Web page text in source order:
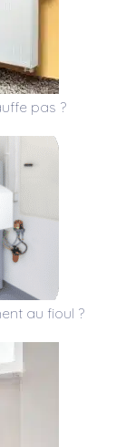
pas ?
au fioul ?